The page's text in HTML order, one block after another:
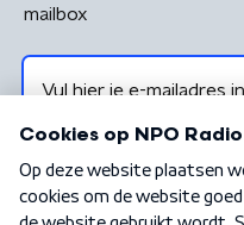
mailbox